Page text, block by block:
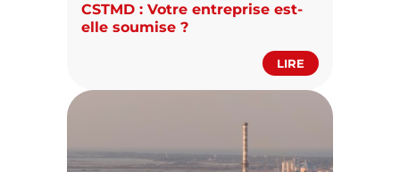
CSTMD : Votre entreprise est-
elle soumise ?
LIRE